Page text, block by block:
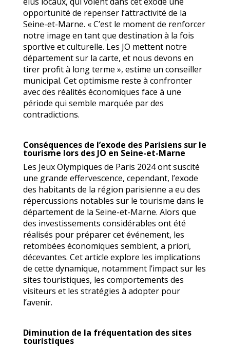
opportunité de repenser l’attractivité de la
Seine-et-Marne. « C’est le moment de renforcer
notre image en tant que destination à la fois
sportive et culturelle. Les JO mettent notre
département sur la carte, et nous devons en
tirer profit à long terme », estime un conseiller
municipal. Cet optimisme reste à confronter
avec des réalités économiques face à une
période qui semble marquée par des
contradictions.
Conséquences de l’exode des Parisiens sur le
tourisme lors des JO en Seine-et-Marne
Les Jeux Olympiques de Paris 2024 ont suscité
une grande effervescence, cependant, l’exode
des habitants de la région parisienne a eu des
répercussions notables sur le tourisme dans le
département de la Seine-et-Marne. Alors que
des investissements considérables ont été
réalisés pour préparer cet événement, les
retombées économiques semblent, a priori,
décevantes. Cet article explore les implications
de cette dynamique, notamment l’impact sur les
sites touristiques, les comportements des
visiteurs et les stratégies à adopter pour
l’avenir.
Diminution de la fréquentation des sites
touristiques